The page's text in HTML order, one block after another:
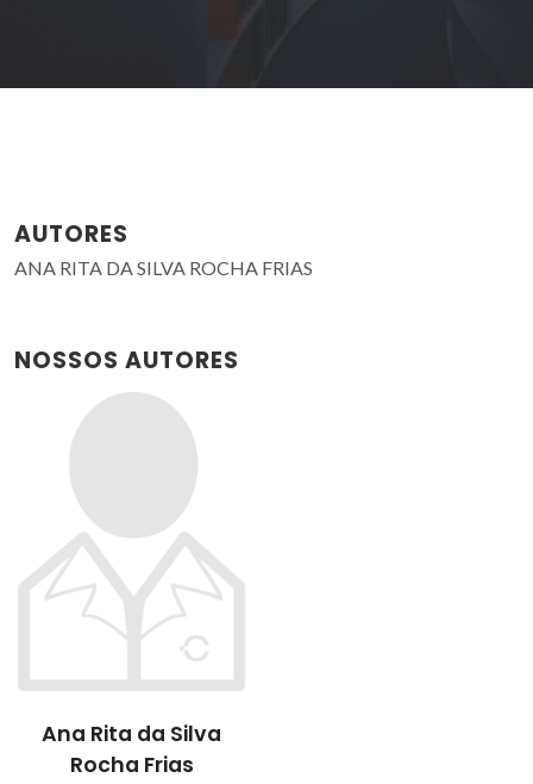
AUTORES
ANA RITA DA SILVA ROCHA FRIAS
NOSSOS AUTORES
Ana Rita da Silva
Rocha Frias